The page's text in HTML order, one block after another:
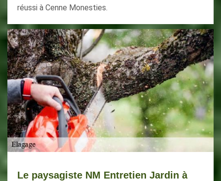
réussi à Cenne Monesties.
Le paysagiste NM Entretien Jardin à